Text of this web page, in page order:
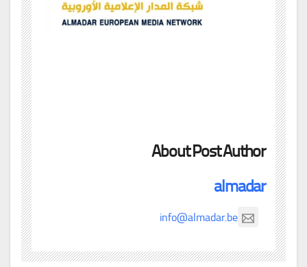
About Post Author
almadar
info@almadar.be